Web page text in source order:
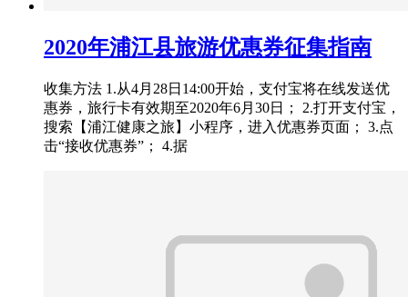
2020年浦江县旅游优惠券征集指南
收集方法 1.从4月28日14:00开始，支付宝将在线发送优
惠券，旅行卡有效期至2020年6月30日； 2.打开支付宝，
搜索【浦江健康之旅】小程序，进入优惠券页面； 3.点
击“接收优惠券”； 4.据